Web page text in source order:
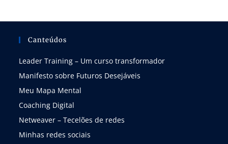
Canteúdos
Leader Training – Um curso transformador
Manifesto sobre Futuros Desejáveis
Meu Mapa Mental
Coaching Digital
Netweaver – Tecelões de redes
Minhas redes sociais